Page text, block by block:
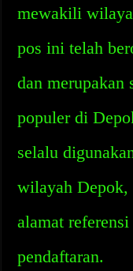
mewakili
pos ini telah
dan merupakan
populer di
selalu
wilayah Depok,
alamat
pendaftaran.